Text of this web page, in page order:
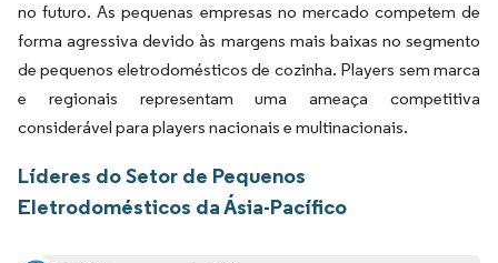
no futuro. As pequenas empresas no mercado competem de
forma agressiva devido às margens mais baixas no segmento
de pequenos eletrodomésticos de cozinha. Players sem marca
e regionais representam uma ameaça competitiva
considerável para players nacionais e multinacionais.
Líderes do Setor de Pequenos
Eletrodomésticos da Ásia-Pacífico